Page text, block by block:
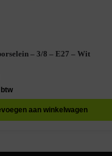
– 3/8 – E27 – Wit
btw
aan winkelwagen